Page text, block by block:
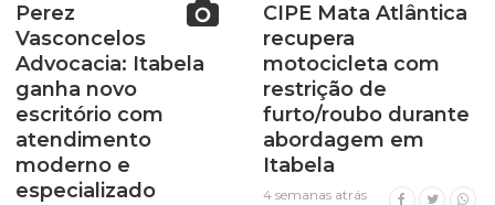
Perez
Vasconcelos
Advocacia: Itabela
ganha novo
escritório com
atendimento
moderno e
especializado
CIPE Mata Atlântica
recupera
motocicleta com
restrição de
furto/roubo durante
abordagem em
Itabela
4 semanas atrás